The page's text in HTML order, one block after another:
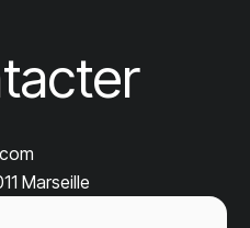
Marseille